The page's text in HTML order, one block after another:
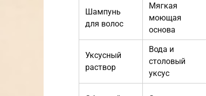
Шампунь
для волос
Мягкая
моющая
основа
Уксусный
раствор
Вода и
столовый
уксус